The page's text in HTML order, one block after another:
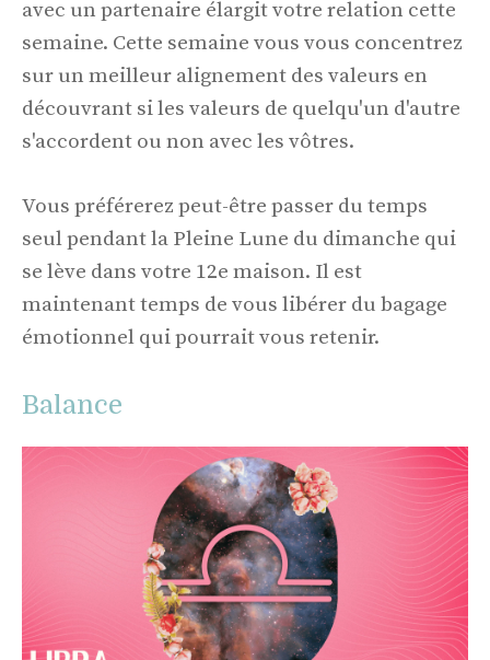
avec un partenaire élargit votre relation cette
semaine. Cette semaine vous vous concentrez
sur un meilleur alignement des valeurs en
découvrant si les valeurs de quelqu'un d'autre
s'accordent ou non avec les vôtres.
Vous préférerez peut-être passer du temps
seul pendant la Pleine Lune du dimanche qui
se lève dans votre 12e maison. Il est
maintenant temps de vous libérer du bagage
émotionnel qui pourrait vous retenir.
Balance